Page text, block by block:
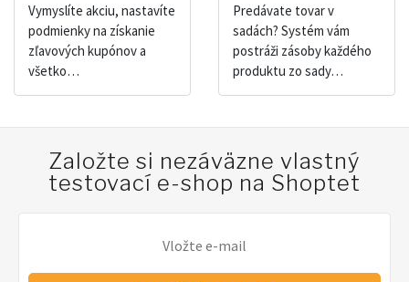
Vymyslíte akciu, nastavíte
podmienky na získanie
zľavových kupónov a
všetko…
Predávate tovar v
sadách? Systém vám
postráži zásoby každého
produktu zo sady…
Založte si nezáväzne vlastný
testovací e-shop na Shoptet